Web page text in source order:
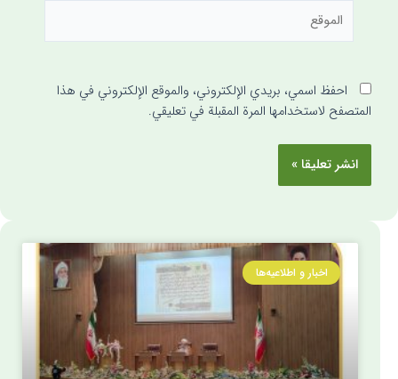
احفظ اسمي، بريدي الإلكتروني، والموقع الإلكتروني في هذا
المتصفح لاستخدامها المرة المقبلة في تعليقي.
اخبار و اطلاعیه‌ها